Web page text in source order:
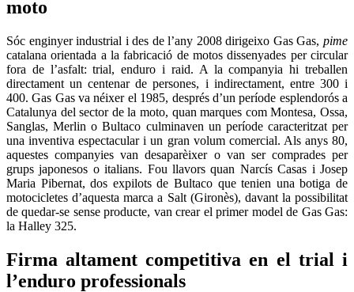
moto
Sóc enginyer industrial i des de l’any 2008 dirigeixo Gas Gas, pime
catalana orientada a la fabricació de motos dissenyades per circular
fora de l’asfalt: trial, enduro i raid. A la companyia hi treballen
directament un centenar de persones, i indirectament, entre 300 i
400. Gas Gas va néixer el 1985, després d’un període esplendorós a
Catalunya del sector de la moto, quan marques com Montesa, Ossa,
Sanglas, Merlin o Bultaco culminaven un període caracteritzat per
una inventiva espectacular i un gran volum comercial. Als anys 80,
aquestes companyies van desaparèixer o van ser comprades per
grups japonesos o italians. Fou llavors quan Narcís Casas i Josep
Maria Pibernat, dos expilots de Bultaco que tenien una botiga de
motocicletes d’aquesta marca a Salt (Gironès), davant la possibilitat
de quedar-se sense producte, van crear el primer model de Gas Gas:
la Halley 325.
Firma altament competitiva en el trial i
l’enduro professionals